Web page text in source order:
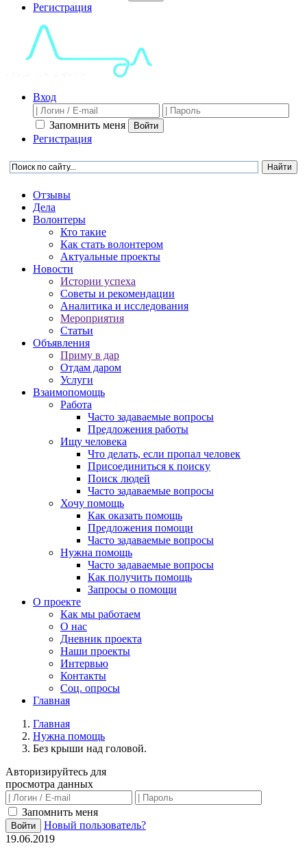
Регистрация
Вход
Запомнить меня Войти
Регистрация
Отзывы
Дела
Волонтеры
Кто такие
Как стать волонтером
Актуальные проекты
Новости
Истории успеха
Советы и рекомендации
Аналитика и исследования
Мероприятия
Статьи
Объявления
Приму в дар
Отдам даром
Услуги
Взаимопомощь
Работа
Часто задаваемые вопросы
Предложения работы
Ищу человека
Что делать, если пропал человек
Присоединиться к поиску
Поиск людей
Часто задаваемые вопросы
Хочу помощь
Как оказать помощь
Предложения помощи
Часто задаваемые вопросы
Нужна помощь
Часто задаваемые вопросы
Как получить помощь
Запросы о помощи
О проекте
Как мы работаем
О нас
Дневник проекта
Наши проекты
Интервью
Контакты
Соц. опросы
Главная
Главная
Нужна помощь
Без крыши над головой.
Авторизируйтесь для
просмотра данных
Запомнить меня
Войти
Новый пользователь?
19.06.2019